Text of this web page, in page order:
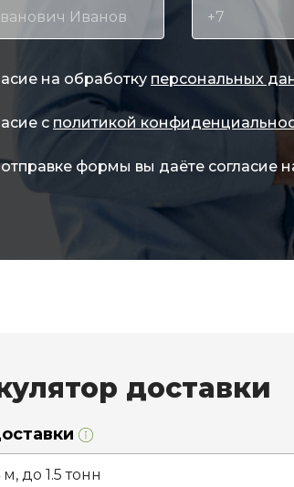
на обработку персональных
с политикой
формы вы даёте согласие
доставки